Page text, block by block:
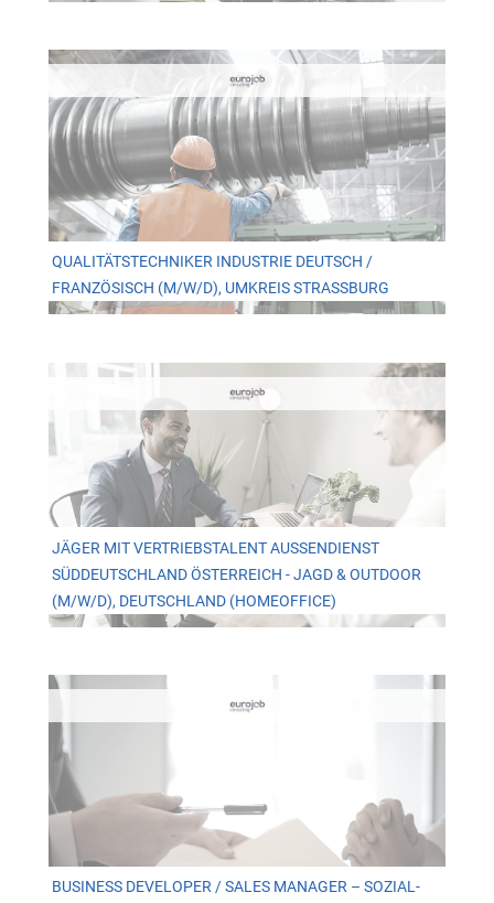
QUALITÄTSTECHNIKER INDUSTRIE DEUTSCH /
FRANZÖSISCH (M/W/D), UMKREIS STRASSBURG
JÄGER MIT VERTRIEBSTALENT AUSSENDIENST S
ÜDDEUTSCHLAND ÖSTERREICH - JAGD & OUTDOOR (
M/W/D), DEUTSCHLAND (HOMEOFFICE)
BUSINESS DEVELOPER / SALES MANAGER – SOZIAL-